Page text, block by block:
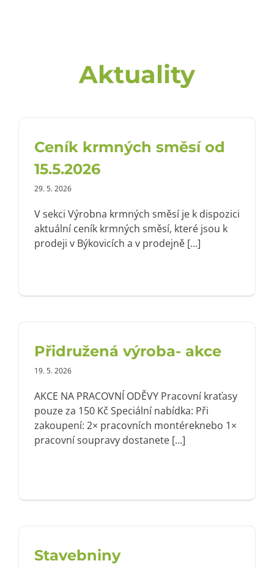
Aktuality
Ceník krmných směsí od
15.5.2026
29. 5. 2026
V sekci Výrobna krmných směsí je k dispozici
aktuální ceník krmných směsí, které jsou k
prodeji v Býkovicích a v prodejně [...]
Přidružená výroba- akce
19. 5. 2026
AKCE NA PRACOVNÍ ODĚVY Pracovní kraťasy
pouze za 150 Kč Speciální nabídka: Při
zakoupení: 2× pracovních montéreknebo 1×
pracovní soupravy dostanete [...]
Stavebniny